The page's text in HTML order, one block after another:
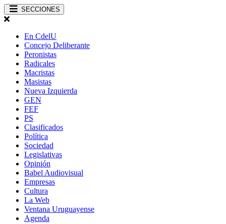
SECCIONES
En CdelU
Concejo Deliberante
Peronistas
Radicales
Macristas
Masistas
Nueva Izquierda
GEN
FEF
PS
Clasificados
Política
Sociedad
Legislativas
Opinión
Babel Audiovisual
Empresas
Cultura
La Web
Ventana Uruguayense
Agenda